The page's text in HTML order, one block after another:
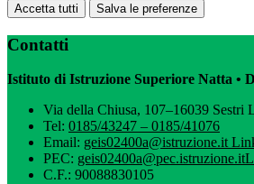
Accetta tutti Salva le preferenze
Contatti
Istituto di Istruzione Superiore Natta •
Via della Chiusa, 107–16039 Sestri
Tel: 0185/43247 – 0185/41076
Email: geis02400a@istruzione.it
PEC: geis02400a@pec.istruzione.it
C.F.: 90088830105